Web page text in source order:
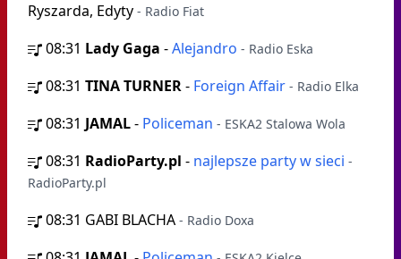
Ryszarda, Edyty - Radio Fiat
08:31 Lady Gaga -Alejandro - Radio Eska
08:31 TINA TURNER- Foreign Affair - Radio Elka
08:31 JAMAL- Policeman - ESKA2 Stalowa Wola
08:31 RadioParty.pl - najlepsze party w sieci -
RadioParty.pl
08:31 GABI BLACHA - Radio Doxa